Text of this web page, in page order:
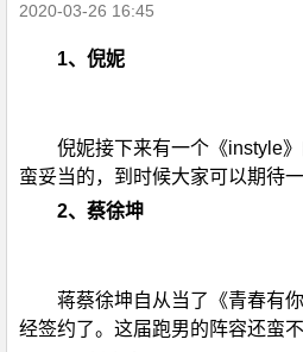
2020-03-26 16:45
1、倪妮
倪妮接下来有一个《instyle
蛮妥当的，到时候大家可以期待一
2、蔡徐坤
蒋蔡徐坤自从当了《青春有
经签约了。这届跑男的阵容还蛮不